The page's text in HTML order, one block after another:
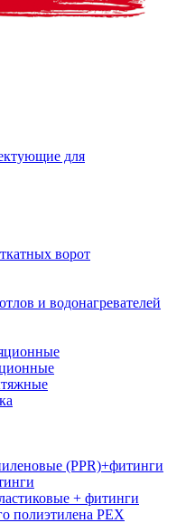
для
ворот
и водонагревателей
(PPR)+фитинги
+ фитинги
полиэтилена PEX